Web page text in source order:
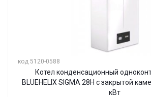
код 5120-0588
Котел конденсационный
BLUEHELIX SIGMA 28H с закрытой
кВт